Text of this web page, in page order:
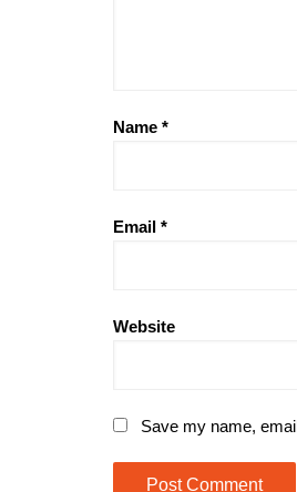
Name *
Email *
Website
Save my name,